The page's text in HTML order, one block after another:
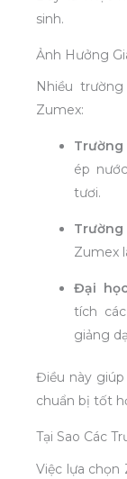
sinh.
Ảnh Hưởng
Nhiều
Zumex:
ép
tươi.
Zumex
Đại học
tích
giảng
Điều này
chuẩn bị tốt
Tại Sao Các
Việc lựa